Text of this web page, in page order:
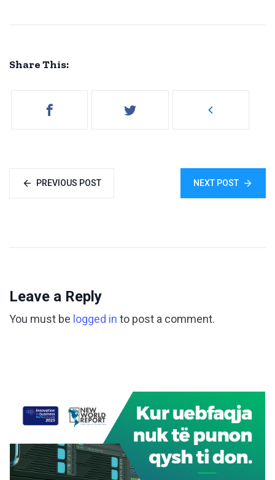
Share This:
PREVIOUS POST NEXT POST
Leave a Reply
You must be logged in to post a comment.